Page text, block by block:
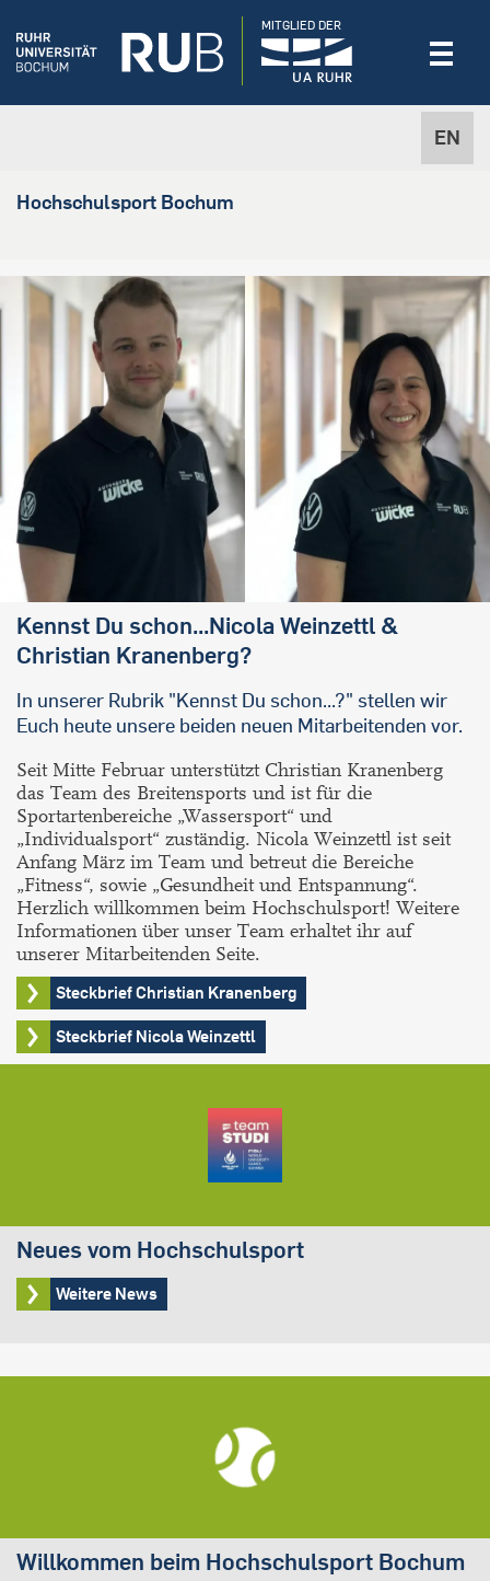
EN
MITGLIED DER
Hochschulsport Bochum
Kennst Du schon...Nicola Weinzettl &
Christian Kranenberg?
In unserer Rubrik "Kennst Du schon...?" stellen wir
Euch heute unsere beiden neuen Mitarbeitenden vor.
Seit Mitte Februar unterstützt Christian Kranenberg
das Team des Breitensports und ist für die
Sportartenbereiche „Wassersport“ und
„Individualsport“ zuständig. Nicola Weinzettl ist seit
Anfang März im Team und betreut die Bereiche
„Fitness“, sowie „Gesundheit und Entspannung“.
Herzlich willkommen beim Hochschulsport! Weitere
Informationen über unser Team erhaltet ihr auf
unserer Mitarbeitenden Seite.
Steckbrief Christian Kranenberg
Steckbrief Nicola Weinzettl
Neues vom Hochschulsport
Weitere News
Willkommen beim Hochschulsport Bochum